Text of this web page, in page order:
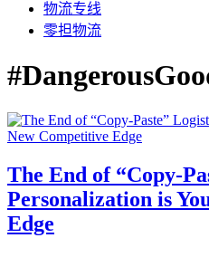
物流专线
零担物流
The End of “Copy-
Personalization is
Edge